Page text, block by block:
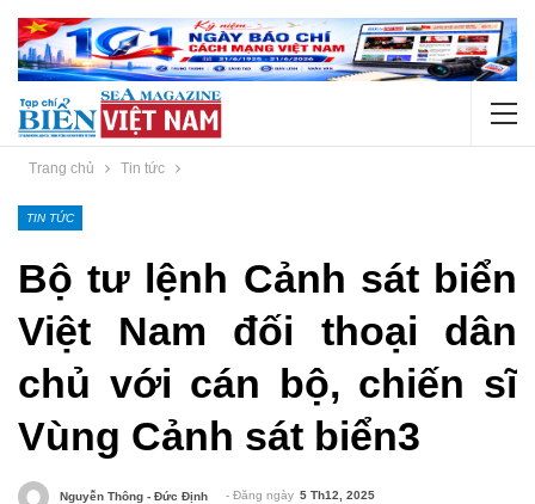
Trang chủ Tin tức
TIN TỨC
Bộ tư lệnh Cảnh sát biển
Việt Nam đối thoại dân
chủ với cán bộ, chiến sĩ
Vùng Cảnh sát biển3
Nguyễn Thông - Đức Định - Đăng ngày 5 Th12, 2025